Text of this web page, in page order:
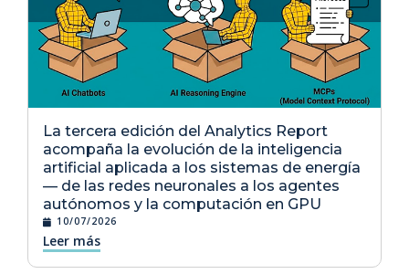
La tercera edición del Analytics Report
acompaña la evolución de la inteligencia
artificial aplicada a los sistemas de energía
— de las redes neuronales a los agentes
autónomos y la computación en GPU
10/07/2026
Leer más